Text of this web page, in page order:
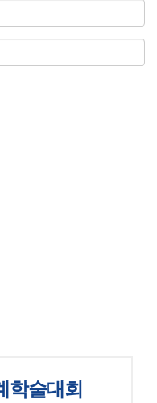
학술대회